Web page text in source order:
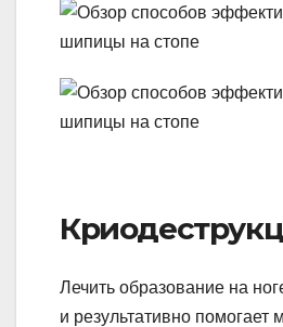
Лечить образование на
и результативно помогает